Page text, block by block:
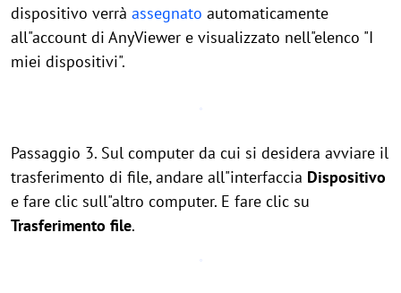
dispositivo verrà assegnato automaticamente
all"account di AnyViewer e visualizzato nell"elenco "I
miei dispositivi".
Passaggio 3. Sul computer da cui si desidera avviare il
trasferimento di file, andare all"interfaccia Dispositivo
e fare clic sull"altro computer. E fare clic su
Trasferimento file.